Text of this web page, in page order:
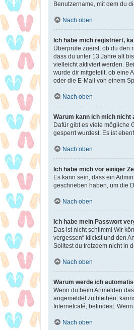
Benutzername, mit dem du
Nach oben
Ich habe mich registriert,
Überprüfe zuerst, ob du den
dass du unter 13 Jahre alt
vielleicht aktiviert werden.
wurde dir mitgeteilt, ob eine
oder die E-Mail von einem
Nach oben
Warum kann ich mich nicht
Dafür gibt es viele mögliche
gesperrt wurdest. Es ist
Nach oben
Ich habe mich vor einiger
Es kann sein, dass ein
geschrieben haben, um die
Nach oben
Ich habe mein Passwort
Das ist nicht schlimm! Wir
vergessen“ klickst und den
Solltest du trotzdem nicht in
Nach oben
Warum werde ich
Wenn du beim Anmelden
angemeldet zu bleiben,
Internetcafé, befindest.
Nach oben